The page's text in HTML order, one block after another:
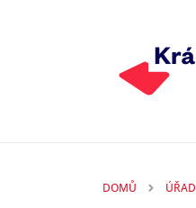
DOMŮ ÚŘAD